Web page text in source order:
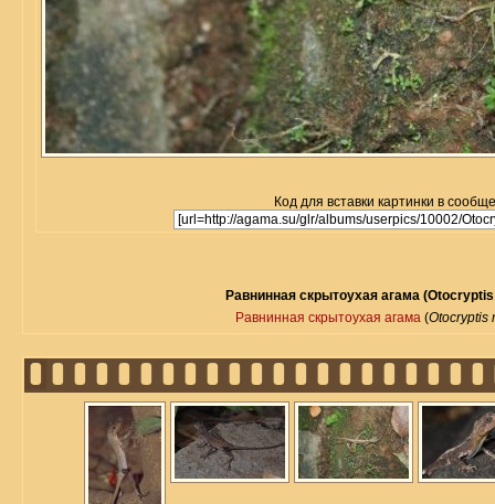
Код для вставки картинки в
Равнинная скрытоухая агама
Равнинная скрытоухая агама (Otocryptis